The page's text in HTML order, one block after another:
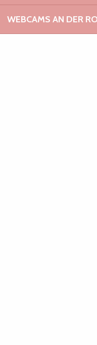
WEBCAMS AN DER
Lannion